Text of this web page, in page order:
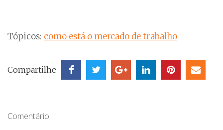
Tópicos: como está o mercado de trabalho
Compartilhe
Comentário